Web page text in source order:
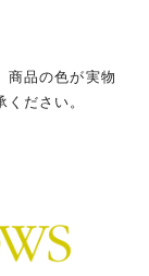
商品の色が実物
ださい。